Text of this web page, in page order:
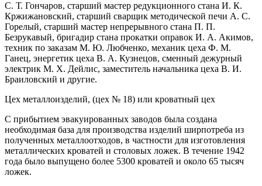
С. Т. Гончаров, старший мастер редукционного стана И. К.
Кржижановский, старший сварщик методической печи А. С.
Горелый, старший мастер непрерывного стана П. П.
Безрукавый, бригадир стана прокатки оправок И. А. Акимов,
техник по заказам М. Ю. Любченко, механик цеха Ф. М.
Ганец, энергетик цеха В. А. Кузнецов, сменный дежурный
электрик М. Х. Дейлис, заместитель начальника цеха В. И.
Браиловский и другие.
Цех металлоизделий, (цех № 18) или кроватный цех
С прибытием эвакуированных заводов была создана
необходимая база для производства изделий ширпотреба из
полученных металлоотходов, в частности для изготовления
металлических кроватей и столовых ложек. В течение 1942
года было выпущено более 5300 кроватей и около 65 тысяч
ложек.